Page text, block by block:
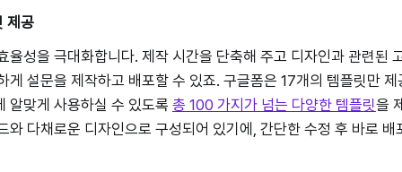
제공
율성을 극대화합니다. 제작 시간을 단축해 주고 디자인과 관련된
게 설문을 제작하고 배포할 수 있죠. 구글폼은 17개의 템플릿만
알맞게 사용하실 수 있도록 총 100 가지가 넘는 다양한 템플릿을
와 다채로운 디자인으로 구성되어 있기에, 간단한 수정 후 바로